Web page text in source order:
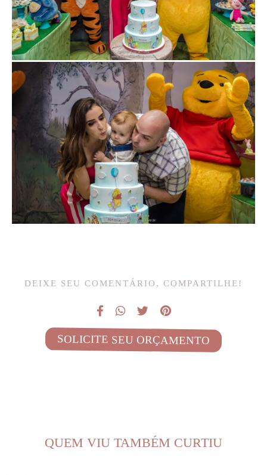
DEIXE SEU COMENTÁRIO, COMPARTILHE!
SOLICITE SEU ORÇAMENTO
QUEM VIU TAMBÉM CURTIU